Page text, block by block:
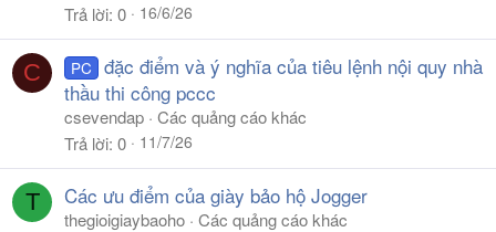
Trả lời 0 16/6/26
C PC đặc điểm và ý nghĩa của tiêu lệnh nội quy nhà
thầu thi công pccc
csevendap Các quảng cáo khác
Trả lời 0 11/7/26
T Các ưu điểm của giày bảo hộ Jogger
thegioigiaybaoho Các quảng cáo khác